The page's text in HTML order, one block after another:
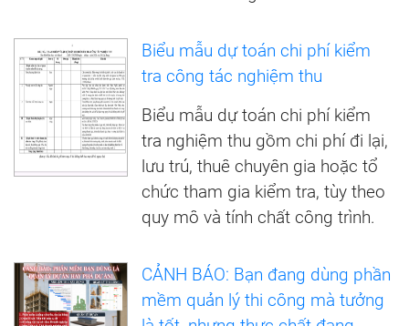
Biểu mẫu dự toán chi phí kiểm
tra công tác nghiệm thu
Biểu mẫu dự toán chi phí kiểm
tra nghiệm thu gồm chi phí đi lại,
lưu trú, thuê chuyên gia hoặc tổ
chức tham gia kiểm tra, tùy theo
quy mô và tính chất công trình.
CẢNH BÁO: Bạn đang dùng phần
mềm quản lý thi công mà tưởng